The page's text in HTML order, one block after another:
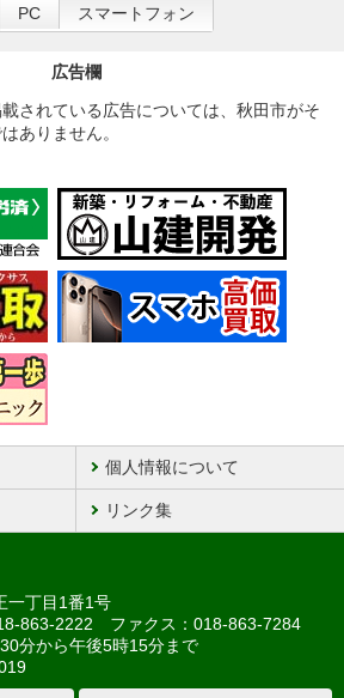
PC スマートフォン
広告欄
されている広告については、秋田市がそ
ありません。
個人情報について
リンク集
丁目1番1号
863-2222 ファクス：018-863-7284
分から午後5時15分まで